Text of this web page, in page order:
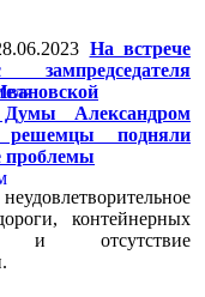
На встрече
зампредседателя
Думы Александром
подняли
проблемы
контейнерных
и отсутствие